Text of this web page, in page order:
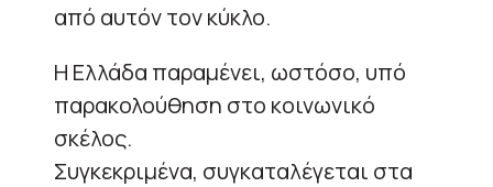
από αυτόν τον κύκλο.
Η Ελλάδα παραμένει, ωστόσο, υπό
παρακολούθηση στο κοινωνικό
σκέλος.
Συγκεκριμένα, συγκαταλέγεται στα